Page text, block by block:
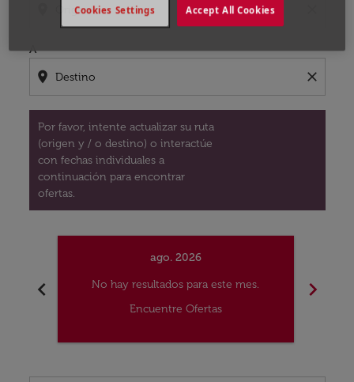
A
location_on close
Por favor, intente actualizar su ruta
(origen y / o destino) o interactúe
con fechas individuales a
continuación para encontrar
ofertas.
chevron_left
ago. 2026
No hay resultados para este mes.
Encuentre Ofertas
chevron_right
Accept All Cookies
Cookies Settings